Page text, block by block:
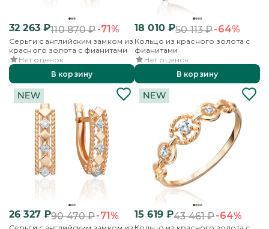
32 263₽110 870₽-71%
Серьги с английским замком из
красного золота с фианитами
Нет оценок
В корзину
18 010₽50 113₽-64%
Кольцо из красного золота с
фианитами
Нет оценок
В корзину
26 327₽90 470₽-71% 15 619₽43 461₽-64%